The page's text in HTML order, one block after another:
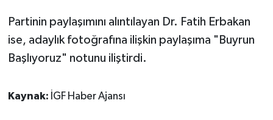
Partinin paylaşımını alıntılayan Dr. Fatih Erbakan
ise, adaylık fotoğrafına ilişkin paylaşıma "Buyrun
Başlıyoruz" notunu iliştirdi.
Kaynak: İGF Haber Ajansı